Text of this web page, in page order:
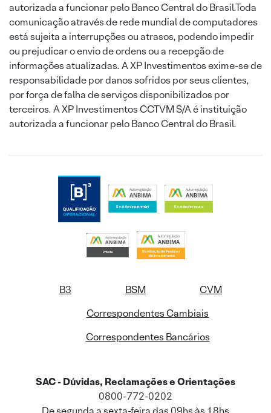
autorizada a funcionar pelo Banco Central do Brasil.Toda
comunicação através de rede mundial de computadores
está sujeita a interrupções ou atrasos, podendo impedir
ou prejudicar o envio de ordens ou a recepção de
informações atualizadas. A XP Investimentos exime-se de
responsabilidade por danos sofridos por seus clientes,
por força de falha de serviços disponibilizados por
terceiros. A XP Investimentos CCTVM S/A é instituição
autorizada a funcionar pelo Banco Central do Brasil.
B3 BSM
CVM
Correspondentes Cambiais
Correspondentes Bancários
SAC - Dúvidas, Reclamações e Orientações
0800-772-0202